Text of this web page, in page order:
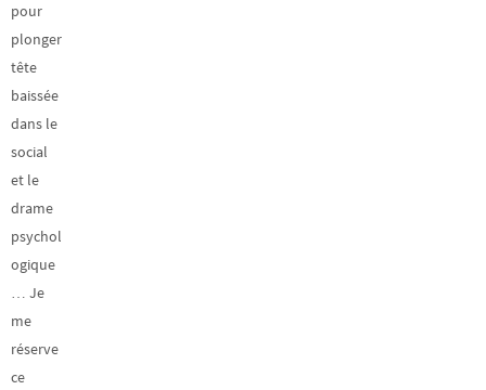
pour
plonger
tête
baissée
dans le
social
et le
drame
psychol
ogique
… Je
me
réserve
ce